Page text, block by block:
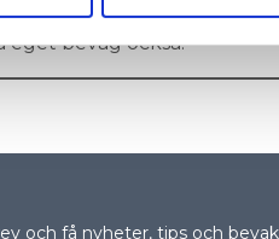
bygga om
bevåg också.
och få nyheter, tips och